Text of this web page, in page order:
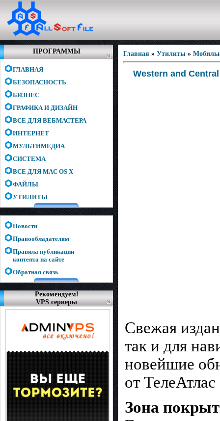
ПРОГРАММЫ
ГЛАВНАЯ
БЕЗОПАСНОСТЬ
БИЗНЕС
ГРАФИКА И ДИЗАЙН
ВСЕ ДЛЯ ВЕБМАСТЕРА
ИНТЕРНЕТ
МУЛЬТИМЕДИА
СИСТЕМА
ВСЕ ДЛЯ MAC OS X
ФАЙЛЫ
УТИЛИТЫ
Новости
Правообладателям
Правила публикации
контента на сайте
Обратная связь
Рекомендуем!
VPS серверы
Главная » Утилиты »
Western and
Свежая
так и для
новейшие
от
Зона